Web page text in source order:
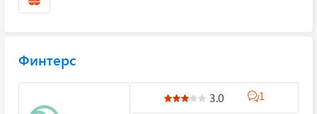
Финтерс
3.0 1